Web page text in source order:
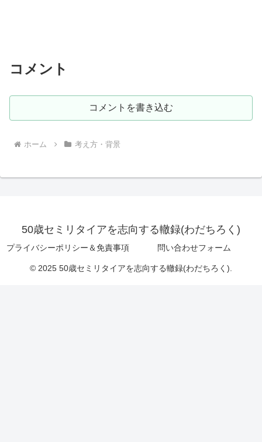
コメント
コメントを書き込む
ホーム 考え方・背景
50歳セミリタイアを志向する轍録(わだちろく)
プライバシーポリシー＆免責事項 問い合わせフォーム
© 2025 50歳セミリタイアを志向する轍録(わだちろく).